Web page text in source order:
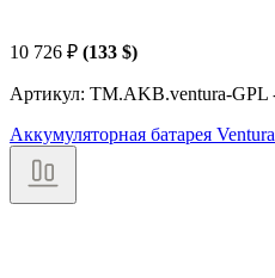
10 726 ₽ (133 $)
Артикул: TM.AKB.ventura-GPL
Аккумуляторная батарея